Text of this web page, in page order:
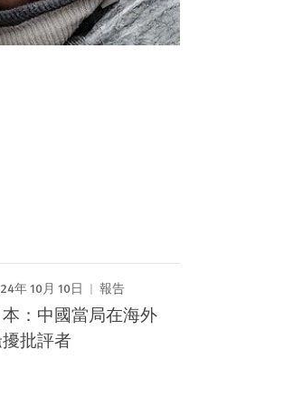
年 10月 10日 報告
本：中國當局在海外
批評者